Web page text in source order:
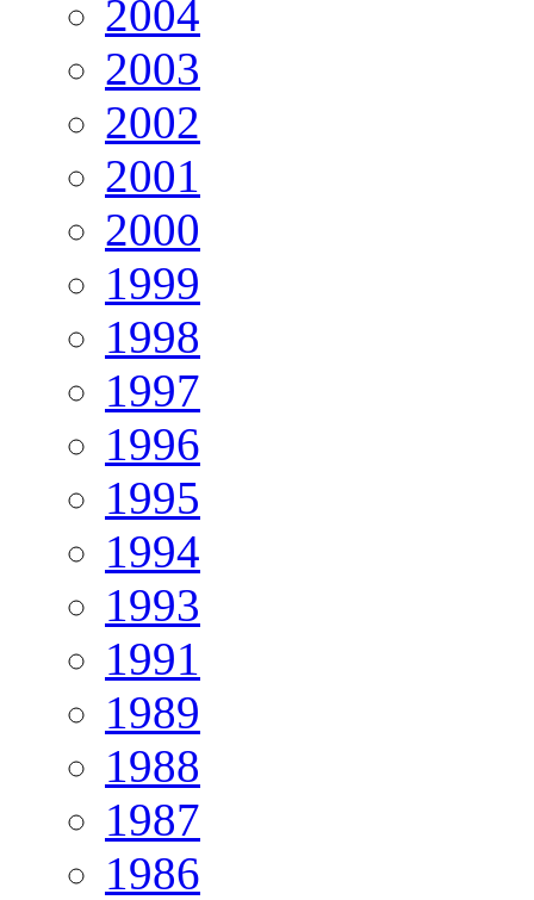
2004
2003
2002
2001
2000
1999
1998
1997
1996
1995
1994
1993
1991
1989
1988
1987
1986